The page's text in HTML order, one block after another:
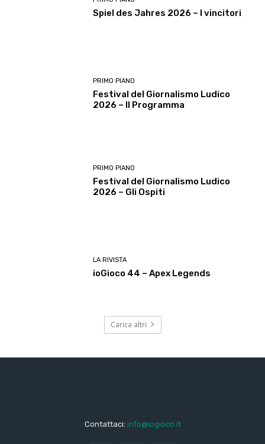
Spiel des Jahres 2026 – I vincitori
PRIMO PIANO
Festival del Giornalismo Ludico
2026 – Il Programma
PRIMO PIANO
Festival del Giornalismo Ludico
2026 – Gli Ospiti
LA RIVISTA
ioGioco 44 – Apex Legends
Carica altri
Contattaci: info@iogioco.it